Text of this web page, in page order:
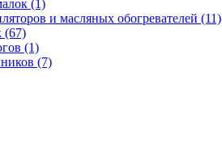
(1)
и масляных обогревателей (11)
(67)
(1)
(7)